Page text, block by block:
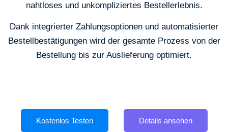
nahtloses und unkompliziertes Bestellerlebnis.
Dank integrierter Zahlungsoptionen und automatisierter
Bestellbestätigungen wird der gesamte Prozess von der
Bestellung bis zur Auslieferung optimiert.
Kostenlos Testen Details ansehen